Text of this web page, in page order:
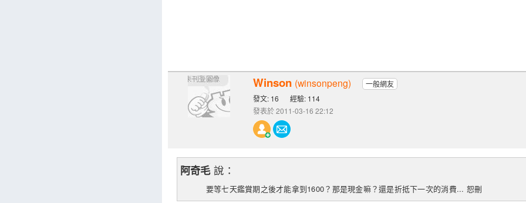
Winson (winsonpeng)
一般網友
發文: 16
經驗: 114
發表於 2011-03-16 22:12
阿奇毛 說：
要等七天鑑賞期之後才能拿到1600？那是現金嘛？還是折抵下一次的消費... 恕刪